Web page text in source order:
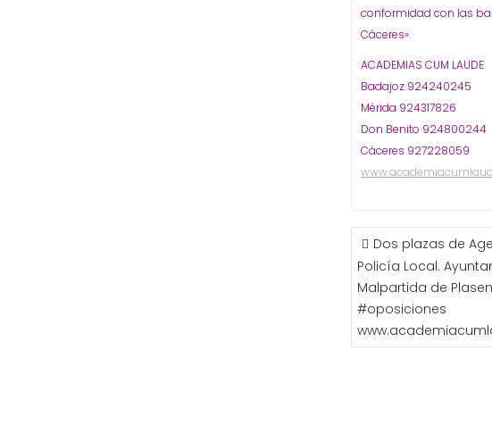
conformidad con las
Cáceres».
ACADEMIAS CUM LAUDE
Badajoz 924240245
Mérida 924317826
Don Benito 924800244
Cáceres 927228059
NAVEGACIÓN
DE
ENTRADAS
Dos plazas de
Policía Local.
Malpartida de
#oposiciones